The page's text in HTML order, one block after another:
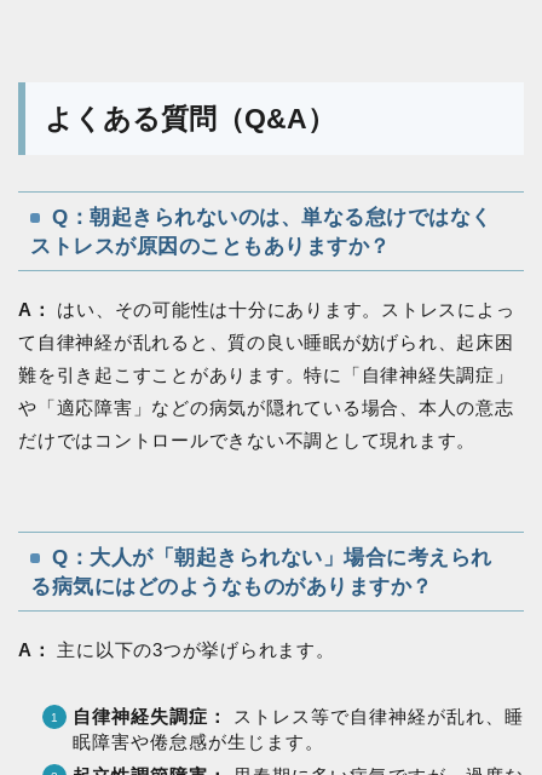
よくある質問（Q&A）
Q：朝起きられないのは、単なる怠けではなく
ストレスが原因のこともありますか？
A：
はい、その可能性は十分にあります。ストレスによっ
て自律神経が乱れると、質の良い睡眠が妨げられ、起床困
難を引き起こすことがあります。特に「自律神経失調症」
や「適応障害」などの病気が隠れている場合、本人の意志
だけではコントロールできない不調として現れます。
Q：大人が「朝起きられない」場合に考えられ
る病気にはどのようなものがありますか？
A： 主に以下の3つが挙げられます。
自律神経失調症：
ストレス等で自律神経が乱れ、睡
眠障害や倦怠感が生じます。